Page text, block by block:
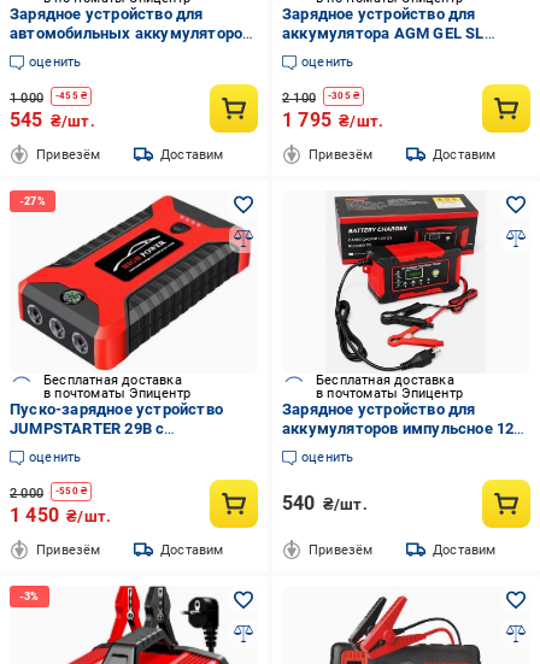
Зарядное устройство для
автомобильных аккумуляторов
6A 4-100AH ​​12V автоматический
импульсный Желтый (PCBL-50-
Yellow)
оценить
1 000 -455₴
545 ₴/шт.
Привезём Доставим
Зарядное устройство для
аккумулятора AGM GEL SL
LiFePO4 HTRC P10 10A 12 24V
(33822684)
оценить
2 100 -305₴
1 795 ₴/шт.
Привезём Доставим
Бесплатная доставка
в почтоматы Эпицентр
Пуско-зарядное устройство
JUMPSTARTER 29B с
компрессором 99800 mAh
300/600А (2099342055)
оценить
2 000 -550₴
1 450 ₴/шт.
Привезём Доставим
Бесплатная доставка
в почтоматы Эпицентр
Зарядное устройство для
аккумуляторов импульсное 12V
6A
оценить
540 ₴/шт.
Привезём Доставим